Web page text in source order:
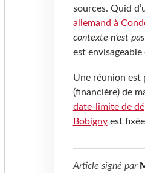
sources. Quid
allemand à
contexte n’est
est envisageable
Une réunion est
(financière) de
date-limite de
Bobignyest fixée
Article signé par